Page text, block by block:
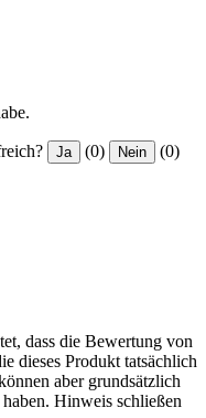
Ja (0) Nein (0)
dass die Bewertung von
dieses Produkt tatsächlich
aber grundsätzlich
Hinweis schließen